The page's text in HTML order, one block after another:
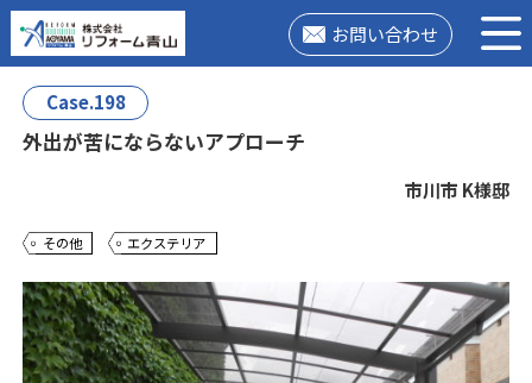
お問い合わせ
Case.198
外出が苦にならないアプローチ
市川市 K様邸
その他 エクステリア